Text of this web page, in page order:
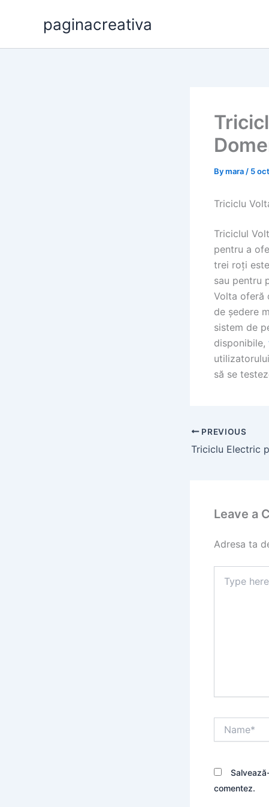
paginacreativa
Bymara / 5
Triciclu
Triciclul
pentru a
trei roți
sau pentru
Volta oferă
de ședere
sistem de
disponibile,
să se
PREVIOUS
Leave a
Adresa ta
here..
comentez.